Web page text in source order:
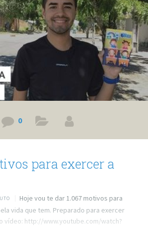
0
para exercer a
Hoje vou te dar 1.067 motivos para
vida que tem. Preparado para exercer
vídeo: http://www.youtube.com/watch?